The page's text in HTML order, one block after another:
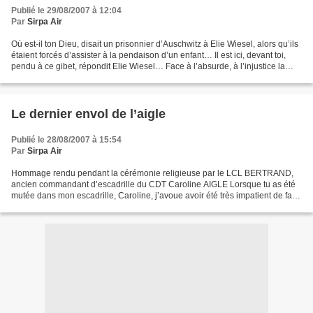
Publié le 29/08/2007 à 12:04
Par Sirpa Air
Où est-il ton Dieu, disait un prisonnier d’Auschwitz à Elie Wiesel, alors qu’ils
étaient forcés d’assister à la pendaison d’un enfant… Il est ici, devant toi,
pendu à ce gibet, répondit Elie Wiesel… Face à l’absurde, à l’injustice la
Le dernier envol de l’aigle
Publié le 28/08/2007 à 15:54
Par Sirpa Air
Hommage rendu pendant la cérémonie religieuse par le LCL BERTRAND,
ancien commandant d’escadrille du CDT Caroline AIGLE Lorsque tu as été
mutée dans mon escadrille, Caroline, j’avoue avoir été très impatient de faire